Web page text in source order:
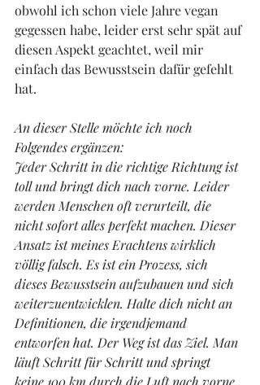
obwohl ich schon viele Jahre vegan
gegessen habe, leider erst sehr spät auf
diesen Aspekt geachtet, weil mir
einfach das Bewusstsein dafür gefehlt
hat.
An dieser Stelle möchte ich noch
Folgendes ergänzen:
Jeder Schritt in die richtige Richtung ist
toll und bringt dich nach vorne. Leider
werden Menschen oft verurteilt, die
nicht sofort alles perfekt machen. Dieser
Ansatz ist meines Erachtens wirklich
völlig falsch. Es ist ein Prozess, sich
dieses Bewusstsein aufzubauen und sich
weiterzuentwicklen. Halte dich nicht an
Definitionen, die irgendjemand
entworfen hat. Der Weg ist das Ziel. Man
läuft Schritt für Schritt und springt
keine 100 km durch die Luft nach vorne.